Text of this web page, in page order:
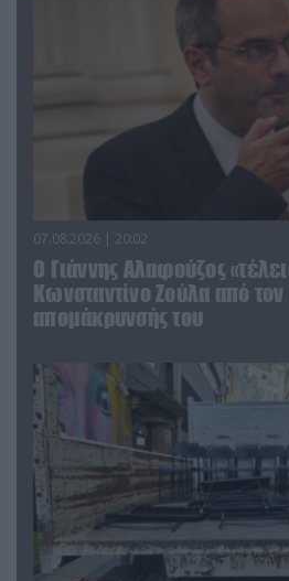
07.08.2026 | 20:02
Ο Γιάννης Αλαφούζος
Κωνσταντίνο Ζούλα από τον
απομάκρυνσής του